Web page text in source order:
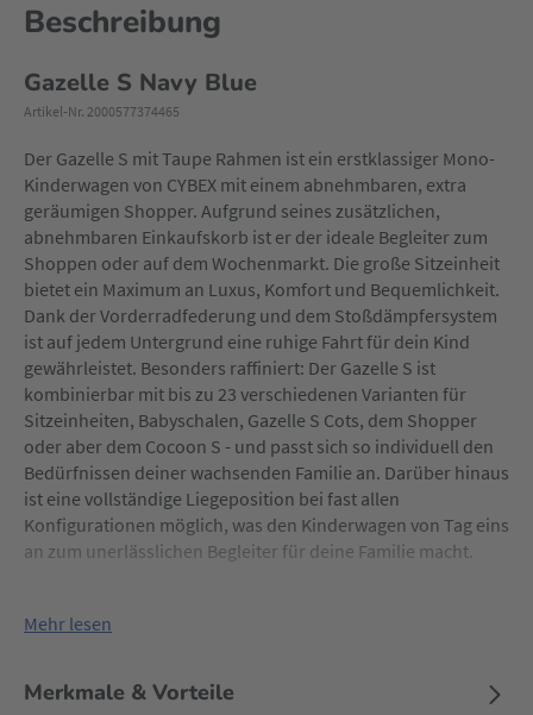
Beschreibung
Gazelle S Navy Blue
Artikel-Nr. 2000577374465
Der Gazelle S mit Taupe Rahmen ist ein erstklassiger Mono-
Kinderwagen von CYBEX mit einem abnehmbaren, extra
geräumigen Shopper. Aufgrund seines zusätzlichen,
abnehmbaren Einkaufskorb ist er der ideale Begleiter zum
Shoppen oder auf dem Wochenmarkt. Die große Sitzeinheit
bietet ein Maximum an Luxus, Komfort und Bequemlichkeit.
Dank der Vorderradfederung und dem Stoßdämpfersystem
ist auf jedem Untergrund eine ruhige Fahrt für dein Kind
gewährleistet. Besonders raffiniert: Der Gazelle S ist
kombinierbar mit bis zu 23 verschiedenen Varianten für
Sitzeinheiten, Babyschalen, Gazelle S Cots, dem Shopper
oder aber dem Cocoon S - und passt sich so individuell den
Bedürfnissen deiner wachsenden Familie an. Darüber hinaus
ist eine vollständige Liegeposition bei fast allen
Konfigurationen möglich, was den Kinderwagen von Tag eins
an zum unerlässlichen Begleiter für deine Familie macht.
Kinderwagen problemlos zu einem Duo-Kinderwagen mit
Stabilität.
Mehr lesen
Merkmale & Vorteile